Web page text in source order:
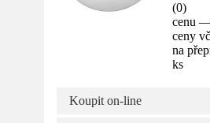
(0)
cenu
ceny
na
ks
Koupit on-line